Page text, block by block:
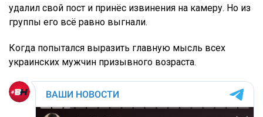
удалил свой пост и принёс извинения на камеру. Но из
группы его всё равно выгнали.
Когда попытался выразить главную мысль всех
украинских мужчин призывного возраста.